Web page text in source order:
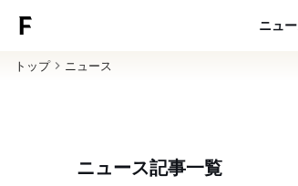
ニュ
トップ ニュース
ニュース記事一覧